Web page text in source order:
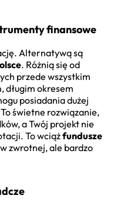
finansowe
Alternatywą są
. Różnią się od
przede wszystkim
długim okresem
posiadania dużej
świetne rozwiązanie,
a Twój projekt nie
To wciążfundusze
zwrotnej, ale bardzo